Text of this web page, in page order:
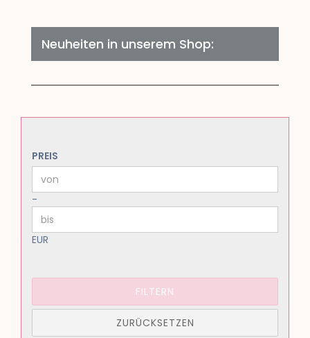
Neuheiten in unserem Shop:
PREIS
PREIS
Preis bis
-
EUR
FILTERN
ZURÜCKSETZEN